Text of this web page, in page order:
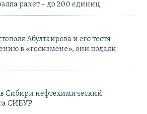
ракет – до 200 единиц
Абултаирова и его тестя
в «госизмене», они подали
Сибири нефтехимический
СИБУР